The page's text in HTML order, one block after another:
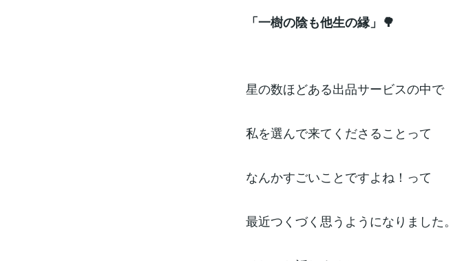
「一樹の陰も他生の縁」🌳
星の数ほどある出品サービスの中で
私を選んで来てくださることって
なんかすごいことですよね！って
最近つくづく思うようになりました。